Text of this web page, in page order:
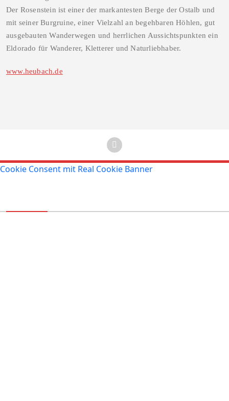
Der Rosenstein ist einer der markantesten Berge der Ostalb und
mit seiner Burgruine, einer Vielzahl an begehbaren Höhlen, gut
ausgebauten Wanderwegen und herrlichen Aussichtspunkten ein
Eldorado für Wanderer, Kletterer und Naturliebhaber.
www.heubach.de
Cookie Consent mit Real Cookie Banner